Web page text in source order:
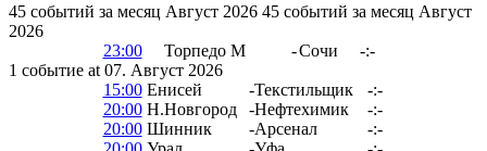
45 событий за месяц Август 2026 45 событий за месяц Август
2026
23:00
Торпедо М -Сочи
-:-
1 событие at 07. Август 2026
15:00 Енисей -Текстильщик
-:-
20:00 Н.Новгород -Нефтехимик
-:-
20:00 Шинник -Арсенал
-:-